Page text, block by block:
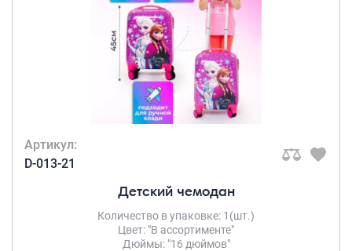
Артикул:
D-013-21
Детский чемодан
Количество в упаковке: 1(шт.)
Цвет: "В ассортименте"
Дюймы: "16 дюймов"